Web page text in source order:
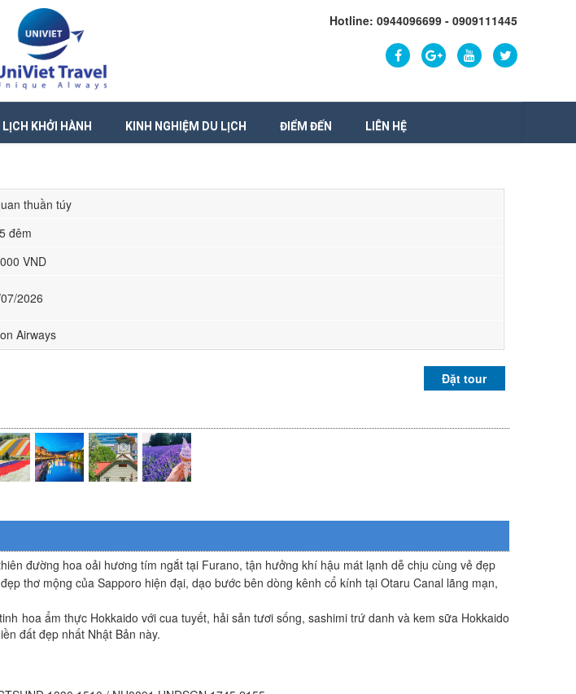
Hotline: 0944096699 - 0909111445
LỊCH KHỞI HÀNH KINH NGHIỆM DU LỊCH ĐIỂM ĐẾN LIÊN HỆ
thuần túy
đêm
VND
2026
Airways
Đặt tour
đường hoa oải hương tím ngắt tại Furano, tận hưởng khí hậu mát lạnh dễ chịu cùng vẻ đẹp
thơ mộng của Sapporo hiện đại, dạo bước bên dòng kênh cổ kính tại Otaru Canal lãng mạn,
hoa ẩm thực Hokkaido với cua tuyết, hải sản tươi sống, sashimi trứ danh và kem sữa Hokkaido
đất đẹp nhất Nhật Bản này.